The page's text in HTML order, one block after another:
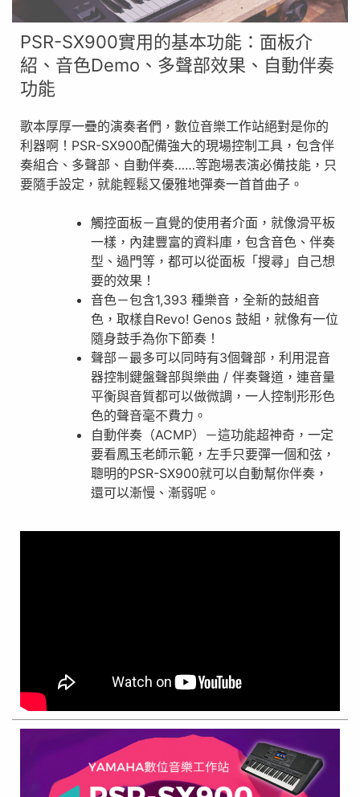
PSR-SX900實用的基本功能：面板介
紹、音色Demo、多聲部效果、自動伴奏
功能
歌本厚厚一疊的演奏者們，數位音樂工作站絕對是你的
利器啊！PSR-SX900配備強大的現場控制工具，包含伴
奏組合、多聲部、自動伴奏……等跑場表演必備技能，只
要隨手設定，就能輕鬆又優雅地彈奏一首首曲子。
觸控面板－直覺的使用者介面，就像滑平板
一樣，內建豐富的資料庫，包含音色、伴奏
型、過門等，都可以從面板「搜尋」自己想
要的效果！
音色－包含1,393 種樂音，全新的鼓組音
色，取樣自Revo! Genos 鼓組，就像有一位
隨身鼓手為你下節奏！
聲部－最多可以同時有3個聲部，利用混音
器控制鍵盤聲部與樂曲 / 伴奏聲道，連音量
平衡與音質都可以做微調，一人控制形形色
色的聲音毫不費力。
自動伴奏（ACMP）－這功能超神奇，一定
要看鳳玉老師示範，左手只要彈一個和弦，
聰明的PSR-SX900就可以自動幫你伴奏，
還可以漸慢、漸弱呢。